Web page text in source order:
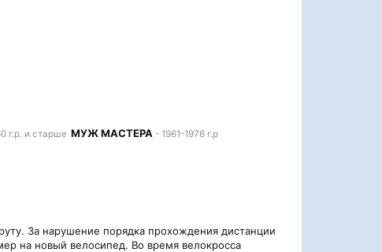
г.р. и старше МУЖ МАСТЕРА - 1961-1976 г.р
За нарушение порядка прохождения дистанции
на новый велосипед. Во время велокросса